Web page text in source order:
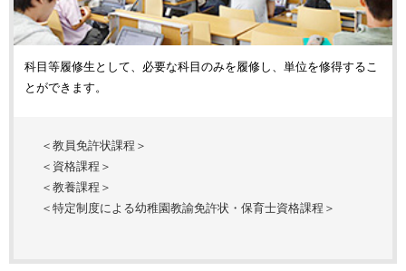
科目等履修生として、必要な科目のみを履修し、単位を修得するこ
とができます。
＜教員免許状課程＞
＜資格課程＞
＜教養課程＞
＜特定制度による幼稚園教諭免許状・保育士資格課程＞